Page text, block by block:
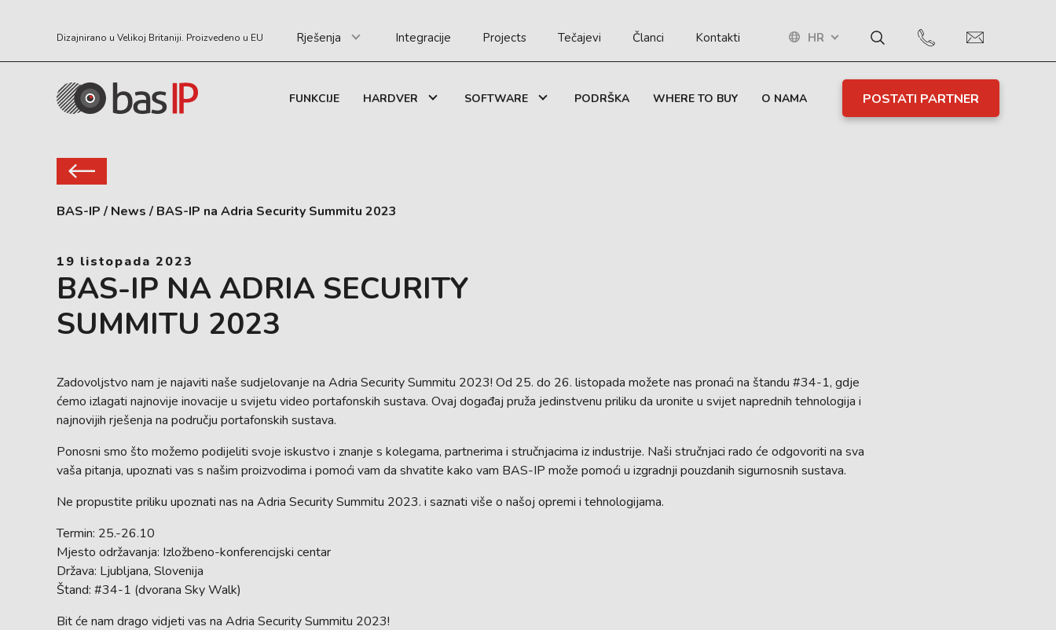
Dizajnirano u Velikoj Britaniji. Proizvedeno u EU Rješenja Integracije Projects Tečajevi Članci Kontakti HR
FUNKCIJE HARDVER SOFTWARE PODRŠKA WHERE TO BUY O NAMA POSTATI PARTNER
BAS-IP / News / BAS-IP na Adria Security Summitu 2023
19 listopada 2023
BAS-IP NA ADRIA SECURITY
SUMMITU 2023
Zadovoljstvo nam je najaviti naše sudjelovanje na Adria Security Summitu 2023! Od 25. do 26. listopada možete nas pronaći na štandu #34-1, gdje
ćemo izlagati najnovije inovacije u svijetu video portafonskih sustava. Ovaj događaj pruža jedinstvenu priliku da uronite u svijet naprednih tehnologija i
najnovijih rješenja na području portafonskih sustava.
Ponosni smo što možemo podijeliti svoje iskustvo i znanje s kolegama, partnerima i stručnjacima iz industrije. Naši stručnjaci rado će odgovoriti na sva
vaša pitanja, upoznati vas s našim proizvodima i pomoći vam da shvatite kako vam BAS-IP može pomoći u izgradnji pouzdanih sigurnosnih sustava.
Ne propustite priliku upoznati nas na Adria Security Summitu 2023. i saznati više o našoj opremi i tehnologijama.
Termin: 25.-26.10
Mjesto održavanja: Izložbeno-konferencijski centar
Država: Ljubljana, Slovenija
Štand: #34-1 (dvorana Sky Walk)
Bit će nam drago vidjeti vas na Adria Security Summitu 2023!